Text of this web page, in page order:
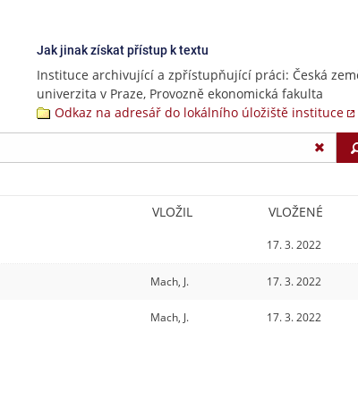
Jak jinak získat přístup k textu
Instituce archivující a zpřístupňující práci: Česká
univerzita v Praze, Provozně ekonomická fakulta
Odkaz na adresář do lokálního úložiště instituce
VLOŽIL VLOŽENÉ
17. 3. 2022
Mach, J. 17. 3. 2022
Mach, J. 17. 3. 2022